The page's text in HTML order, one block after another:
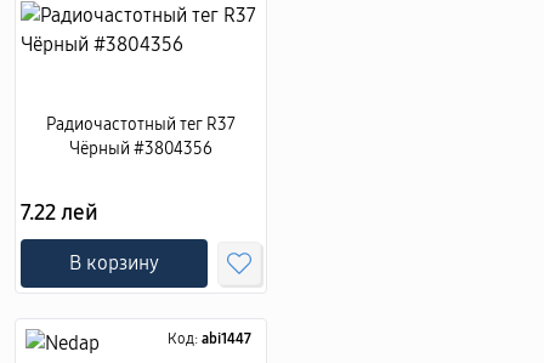
Радиочастотный тег R37
Чёрный #3804356
7.22 лей
В корзину
Код: abi1447